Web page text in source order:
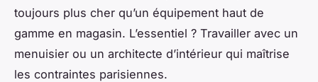
toujours plus cher qu’un équipement haut de
gamme en magasin. L’essentiel ? Travailler avec un
menuisier ou un architecte d’intérieur qui maîtrise
les contraintes parisiennes.